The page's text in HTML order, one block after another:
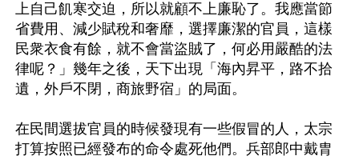
上自己飢寒交迫，所以就顧不上廉恥了。我應當節
省費用、減少賦稅和奢靡，選擇廉潔的官員，這樣
民衆衣食有餘，就不會當盜賊了，何必用嚴酷的法
律呢？」幾年之後，天下出現「海內昇平，路不拾
遺，外戶不閉，商旅野宿」的局面。
在民間選拔官員的時候發現有一些假冒的人，太宗
打算按照已經發布的命令處死他們。兵部郎中戴胄